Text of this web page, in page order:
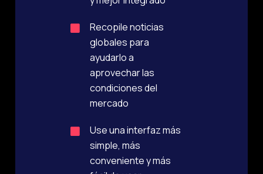
Recopile noticias
globales para
ayudarlo a
aprovechar las
condiciones del
mercado
Use una interfaz más
simple, más
conveniente y más